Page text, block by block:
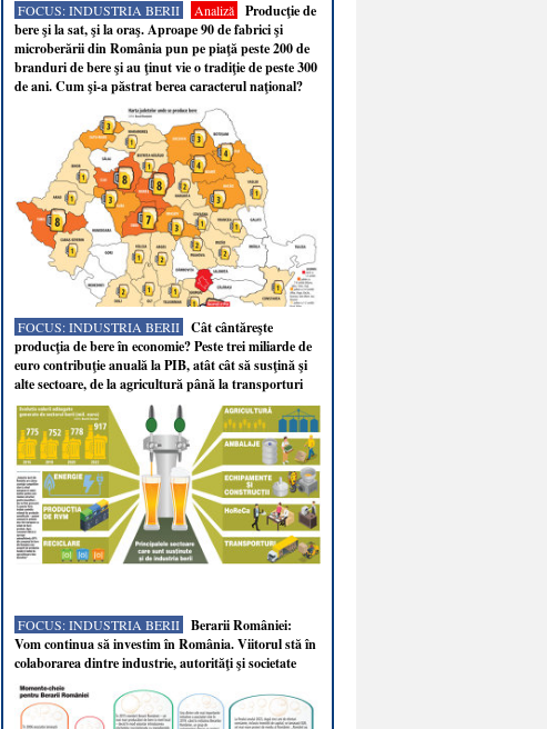
FOCUS: INDUSTRIA BERII Analiză
Producţie de
bere şi la sat, şi la oraş. Aproape 90 de fabrici şi
microberării din România pun pe piaţă peste 200 de
branduri de bere şi au ţinut vie o tradiţie de peste 300
de ani. Cum şi-a păstrat berea caracterul naţional?
FOCUS: INDUSTRIA BERII
Cât cântăreşte
producţia de bere în economie? Peste trei miliarde de
euro contribuţie anuală la PIB, atât cât să susţină şi
alte sectoare, de la agricultură până la transporturi
FOCUS: INDUSTRIA BERII
Berarii României:
Vom continua să investim în România. Viitorul stă în
colaborarea dintre industrie, autorităţi şi societate